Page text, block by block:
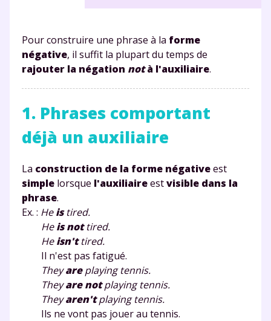
Pour construire une phrase à la forme
négative, il suffit la plupart du temps de
rajouter la négation not à l'auxiliaire.
1. Phrases comportant
déjà un auxiliaire
La construction de la forme négativeest
simple lorsque l'auxiliaireestvisible dans la
phrase.
Ex. : Heistired.
Heis nottired.
Heisn'ttired.
Il n'est pas fatigué.
Theyareplaying tennis.
Theyare notplaying tennis.
Theyaren'tplaying tennis.
Ils ne vont pas jouer au tennis.